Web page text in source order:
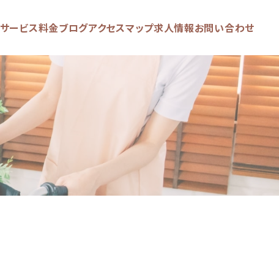
サービス料金ブログアクセスマップ求人情報お問い合わせ